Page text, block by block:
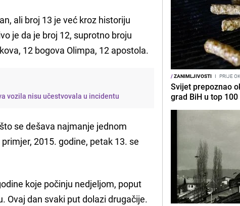
ali broj 13 je već kroz historiju
je da je broj 12, suprotno broju
12 bogova Olimpa, 12 apostola.
vozila nisu učestvovala u incidentu
se dešava najmanje jednom
2015. godine, petak 13. se
koje počinju nedjeljom, poput
Ovaj dan svaki put dolazi drugačije.
/ZANIMLJIVOSTI I PRIJE
Svijet prepoznao
grad BiH u top